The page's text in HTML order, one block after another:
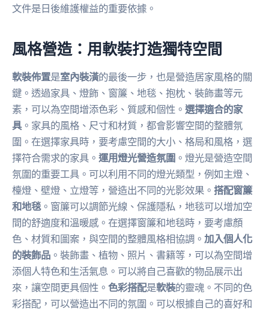
文件是日後維護權益的重要依據。
風格營造：用軟裝打造獨特空間
軟裝佈置是室內裝潢的最後一步，也是營造居家風格的關
鍵。透過家具、燈飾、窗簾、地毯、抱枕、裝飾畫等元
素，可以為空間增添色彩、質感和個性。 選擇適合的家
具。家具的風格、尺寸和材質，都會影響空間的整體氛
圍。在選擇家具時，要考慮空間的大小、格局和風格，選
擇符合需求的家具。 運用燈光營造氛圍 。燈光是營造空間
氛圍的重要工具。可以利用不同的燈光類型，例如主燈、
檯燈、壁燈、立燈等，營造出不同的光影效果。 搭配窗簾
和地毯。窗簾可以調節光線、保護隱私，地毯可以增加空
間的舒適度和溫暖感。在選擇窗簾和地毯時，要考慮顏
色、材質和圖案，與空間的整體風格相協調。 加入個人化
的裝飾品 。裝飾畫、植物、照片、書籍等，可以為空間增
添個人特色和生活氣息。可以將自己喜歡的物品展示出
來，讓空間更具個性。 色彩搭配是軟裝的靈魂。不同的色
彩搭配，可以營造出不同的氛圍。可以根據自己的喜好和